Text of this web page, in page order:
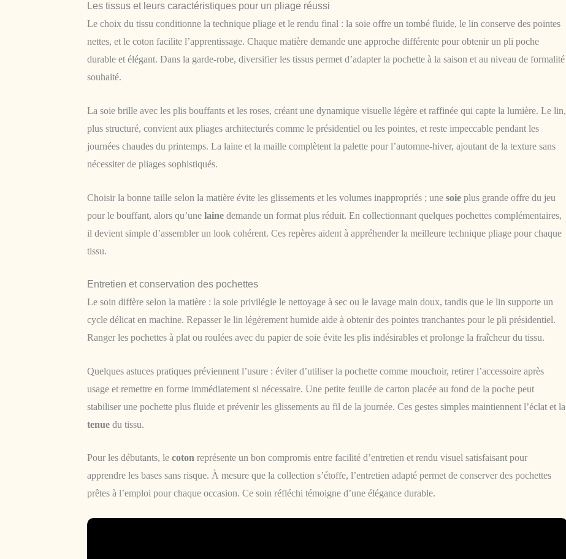
Les tissus et leurs caractéristiques pour un pliage réussi
Le choix du tissu conditionne la technique pliage et le rendu final : la soie offre un tombé fluide, le lin conserve des pointes
nettes, et le coton facilite l’apprentissage. Chaque matière demande une approche différente pour obtenir un pli poche
durable et élégant. Dans la garde-robe, diversifier les tissus permet d’adapter la pochette à la saison et au niveau de formalité
souhaité.
La soie brille avec les plis bouffants et les roses, créant une dynamique visuelle légère et raffinée qui capte la lumière. Le lin,
plus structuré, convient aux pliages architecturés comme le présidentiel ou les pointes, et reste impeccable pendant les
journées chaudes du printemps. La laine et la maille complètent la palette pour l’automne-hiver, ajoutant de la texture sans
nécessiter de pliages sophistiqués.
Choisir la bonne taille selon la matière évite les glissements et les volumes inappropriés ; une soie plus grande offre du jeu
pour le bouffant, alors qu’une laine demande un format plus réduit. En collectionnant quelques pochettes complémentaires,
il devient simple d’assembler un look cohérent. Ces repères aident à appréhender la meilleure technique pliage pour chaque
tissu.
Entretien et conservation des pochettes
Le soin diffère selon la matière : la soie privilégie le nettoyage à sec ou le lavage main doux, tandis que le lin supporte un
cycle délicat en machine. Repasser le lin légèrement humide aide à obtenir des pointes tranchantes pour le pli présidentiel.
Ranger les pochettes à plat ou roulées avec du papier de soie évite les plis indésirables et prolonge la fraîcheur du tissu.
Quelques astuces pratiques préviennent l’usure : éviter d’utiliser la pochette comme mouchoir, retirer l’accessoire après
usage et remettre en forme immédiatement si nécessaire. Une petite feuille de carton placée au fond de la poche peut
stabiliser une pochette plus fluide et prévenir les glissements au fil de la journée. Ces gestes simples maintiennent l’éclat et la
tenue du tissu.
Pour les débutants, le coton représente un bon compromis entre facilité d’entretien et rendu visuel satisfaisant pour
apprendre les bases sans risque. À mesure que la collection s’étoffe, l’entretien adapté permet de conserver des pochettes
prêtes à l’emploi pour chaque occasion. Ce soin réfléchi témoigne d’une élégance durable.